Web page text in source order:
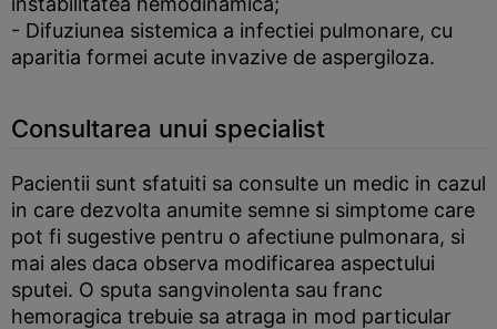
- Difuziunea sistemica a infectiei pulmonare, cu
aparitia formei acute invazive de aspergiloza.
Consultarea unui specialist
Pacientii sunt sfatuiti sa consulte un medic in cazul
in care dezvolta anumite semne si simptome care
pot fi sugestive pentru o afectiune pulmonara, si
mai ales daca observa modificarea aspectului
sputei. O sputa sangvinolenta sau franc
hemoragica trebuie sa atraga in mod particular